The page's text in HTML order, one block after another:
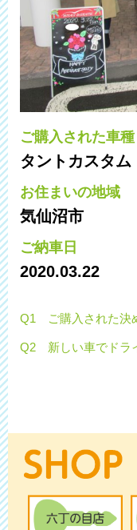
ご購入された車種
タントカスタム
お住まいの地域
気仙沼市
ご納車日
2020.03.22
Q1 ご購入された決
Q2 新しい車でドラ